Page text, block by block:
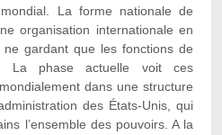
La forme nationale de
organisation internationale en
ne gardant que les fonctions de
La phase actuelle voit ces
dans une structure
des États-Unis, qui
l’ensemble des pouvoirs. A la